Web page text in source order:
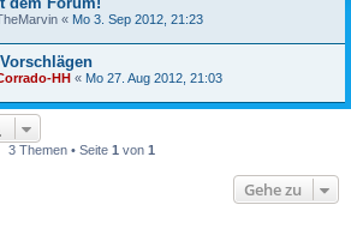
« Mo 3. Sep 2012, 21:23
HH « Mo 27. Aug 2012, 21:03
3 Themen • Seite 1 von 1
Gehe zu